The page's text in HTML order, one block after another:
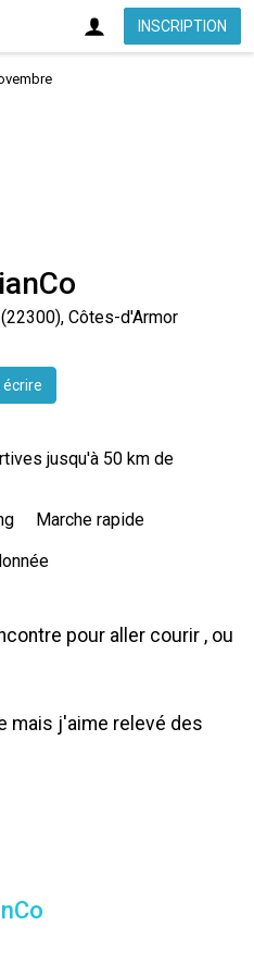
INSCRIPTION
Côtes-d'Armor
écrire
jusqu'à 50 km de
Marche rapide
pour aller courir , ou
mais j'aime relevé des